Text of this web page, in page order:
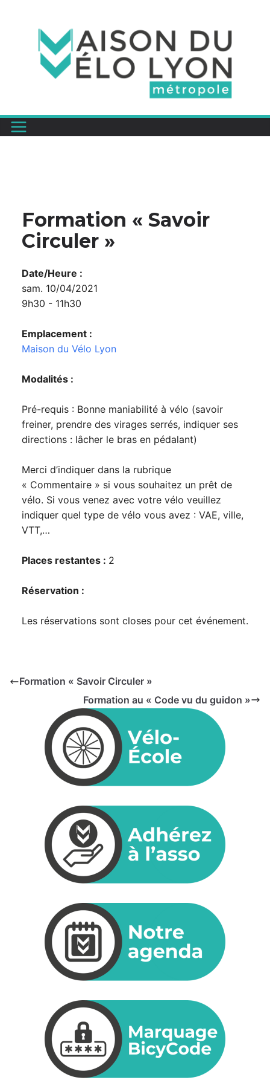
Formation « Savoir
Circuler »
Date/Heure :
sam. 10/04/2021
9h30 - 11h30
Emplacement :
Maison du Vélo Lyon
Modalités :
Pré-requis : Bonne maniabilité à vélo (savoir
freiner, prendre des virages serrés, indiquer ses
directions : lâcher le bras en pédalant)
Merci d’indiquer dans la rubrique
« Commentaire » si vous souhaitez un prêt de
vélo. Si vous venez avec votre vélo veuillez
indiquer quel type de vélo vous avez : VAE, ville,
VTT,…
Places restantes : 2
Réservation :
Les réservations sont closes pour cet événement.
Formation « Savoir Circuler »
Formation au « Code vu du guidon »